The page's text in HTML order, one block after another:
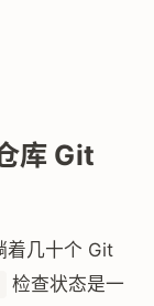
库 Git
着几十个 Git
检查状态是一